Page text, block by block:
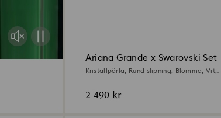
Ariana Grande x Swarovski Set
Kristallpärla, Rund slipning, Blomma, Vit,
2 490 kr